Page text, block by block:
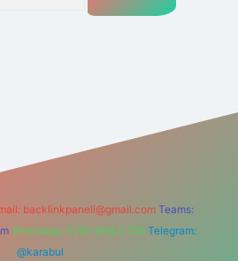
backlinkpaneli@gmail.com Teams:
Whatsapp: 0262 606 0 726 Telegram:
@karabul